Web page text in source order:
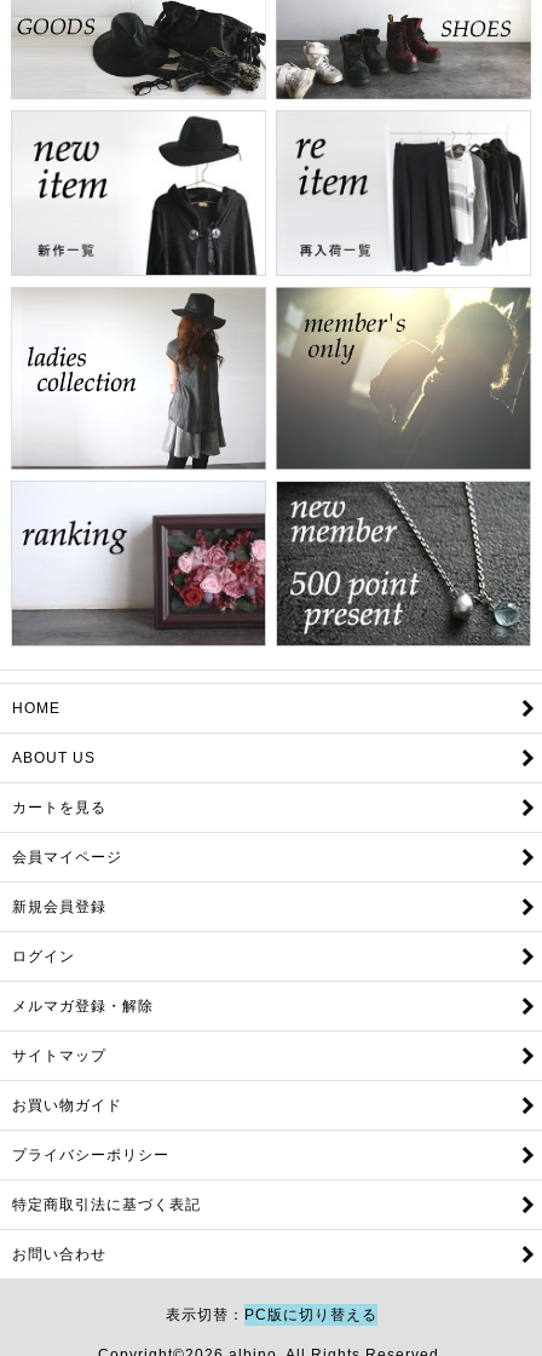
HOME
ABOUT US
カートを見る
会員マイページ
新規会員登録
ログイン
メルマガ登録・解除
サイトマップ
お買い物ガイド
プライバシーポリシー
特定商取引法に基づく表記
お問い合わせ
表示切替 PC版に切り替える